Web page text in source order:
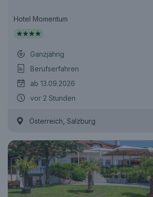
Hotel Momentum
Ganzjährig
Berufserfahren
ab 13.09.2026
vor 2 Stunden
Österreich, Salzburg